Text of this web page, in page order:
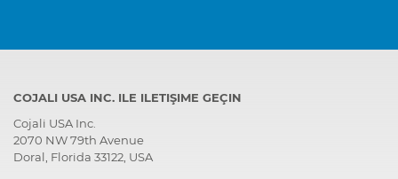
COJALI USA INC. ILE ILETIŞIME GEÇIN
Cojali USA Inc.
2070 NW 79th Avenue
Doral, Florida 33122, USA